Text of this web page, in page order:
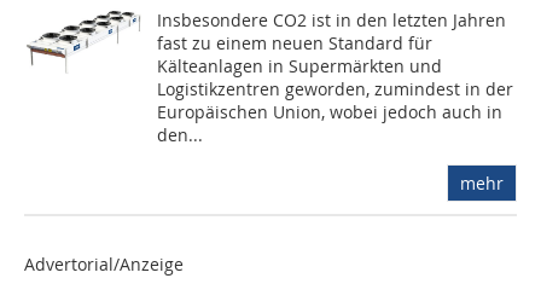
Insbesondere CO2 ist in den letzten Jahren
fast zu einem neuen Standard für
Kälteanlagen in Supermärkten und
Logistikzentren geworden, zumindest in der
Europäischen Union, wobei jedoch auch in
den...
mehr
Advertorial/Anzeige